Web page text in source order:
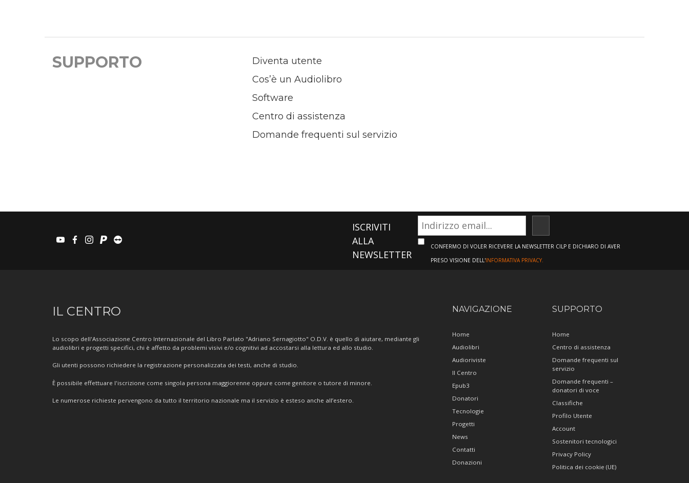
SUPPORTO
Diventa utente
Cos’è un Audiolibro
Software
Centro di assistenza
Domande frequenti sul servizio
youtubefacebook
instagram
paypalteamviewer
ISCRIVITI
ALLA
NEWSLETTER
CONFERMO DI VOLER RICEVERE LA NEWSLETTER CILP E DICHIARO DI AVER
PRESO VISIONE DELL'INFORMATIVA PRIVACY.
Informazioni
IL CENTRO
Lo scopo dell'Associazione Centro Internazionale del Libro Parlato "Adriano Sernagiotto" O.D.V. è quello di aiutare, mediante gli
audiolibri e progetti specifici, chi è affetto da problemi visivi e/o cognitivi ad accostarsi alla lettura ed allo studio.
Gli utenti possono richiedere la registrazione personalizzata dei testi, anche di studio.
È possibile effettuare l'iscrizione come singola persona maggiorenne oppure come genitore o tutore di minore.
Le numerose richieste pervengono da tutto il territorio nazionale ma il servizio è esteso anche all’estero.
NAVIGAZIONE
Home
Audiolibri
Audioriviste
Il Centro
Epub3
Donatori
Tecnologie
Progetti
News
Contatti
Donazioni
SUPPORTO
Home
Centro di assistenza
Domande frequenti sul
servizio
Domande frequenti –
donatori di voce
Classifiche
Profilo Utente
Account
Sostenitori tecnologici
Privacy Policy
Politica dei cookie (UE)